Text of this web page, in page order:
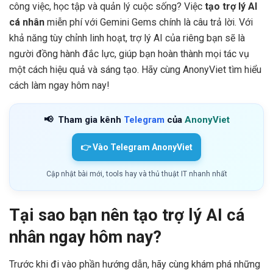
công việc, học tập và quản lý cuộc sống? Việc tạo trợ lý AI
cá nhân miễn phí với Gemini Gems chính là câu trả lời. Với
khả năng tùy chỉnh linh hoạt, trợ lý AI của riêng bạn sẽ là
người đồng hành đắc lực, giúp bạn hoàn thành mọi tác vụ
một cách hiệu quả và sáng tạo. Hãy cùng AnonyViet tìm hiểu
cách làm ngay hôm nay!
📢 Tham gia kênh Telegram của AnonyViet
👉 Vào Telegram AnonyViet
Cập nhật bài mới, tools hay và thủ thuật IT nhanh nhất
Tại sao bạn nên tạo trợ lý AI cá
nhân ngay hôm nay?
Trước khi đi vào phần hướng dẫn, hãy cùng khám phá những